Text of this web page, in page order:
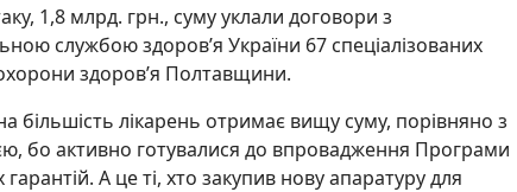
1,8 млрд. грн., суму уклали договори з
службою здоров’я України 67 спеціалізованих
здоров’я Полтавщини.
більшість лікарень отримає вищу суму, порівняно з
бо активно готувалися до впровадження Програми
А це ті, хто закупив нову апаратуру для